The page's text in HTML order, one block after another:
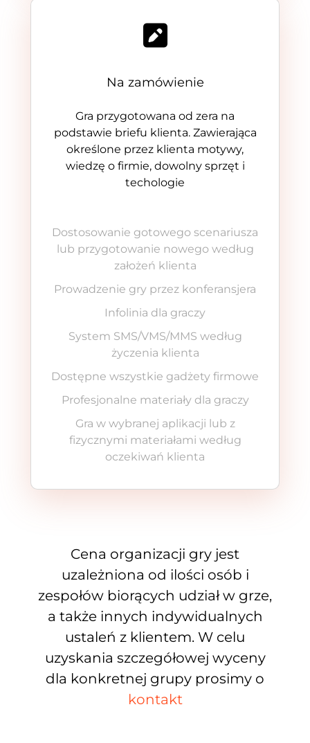
Na zamówienie
Gra przygotowana od zera na
podstawie briefu klienta. Zawierająca
określone przez klienta motywy,
wiedzę o firmie, dowolny sprzęt i
techologie
Dostosowanie gotowego scenariusza
lub przygotowanie nowego według
założeń klienta
Prowadzenie gry przez konferansjera
Infolinia dla graczy
System SMS/VMS/MMS według
życzenia klienta
Dostępne wszystkie gadżety firmowe
Profesjonalne materiały dla graczy
Gra w wybranej aplikacji lub z
fizycznymi materiałami według
oczekiwań klienta
Cena organizacji gry jest
uzależniona od ilości osób i
zespołów biorących udział w grze,
a także innych indywidualnych
ustaleń z klientem. W celu
uzyskania szczegółowej wyceny
dla konkretnej grupy prosimy o
kontakt